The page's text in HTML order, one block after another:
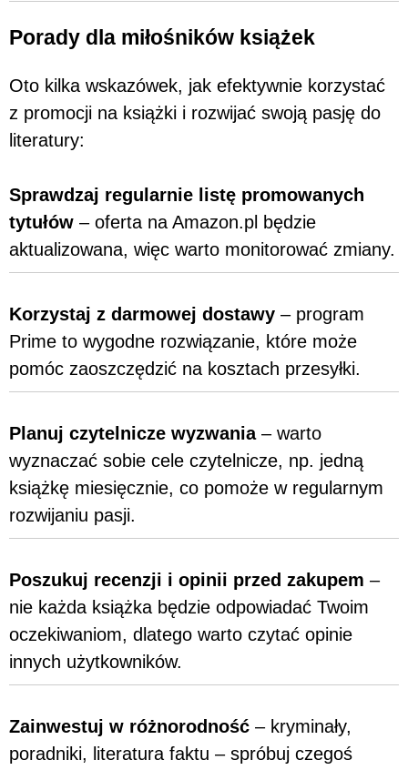
Porady dla miłośników książek
Oto kilka wskazówek, jak efektywnie korzystać
z promocji na książki i rozwijać swoją pasję do
literatury:
Sprawdzaj regularnie listę promowanych
tytułów – oferta na Amazon.pl będzie
aktualizowana, więc warto monitorować zmiany.
Korzystaj z darmowej dostawy – program
Prime to wygodne rozwiązanie, które może
pomóc zaoszczędzić na kosztach przesyłki.
Planuj czytelnicze wyzwania– warto
wyznaczać sobie cele czytelnicze, np. jedną
książkę miesięcznie, co pomoże w regularnym
rozwijaniu pasji.
Poszukuj recenzji i opinii przed zakupem –
nie każda książka będzie odpowiadać Twoim
oczekiwaniom, dlatego warto czytać opinie
innych użytkowników.
Zainwestuj w różnorodność – kryminały,
poradniki, literatura faktu – spróbuj czegoś